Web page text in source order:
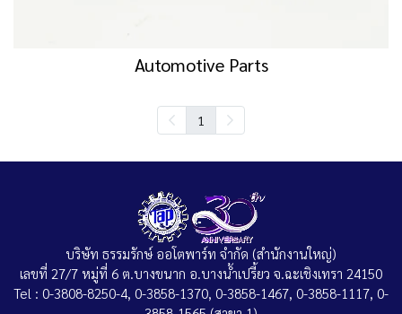
Automotive Parts
1
บริษัท ธรรมรักษ์ ออโตพาร์ท จำกัด (สำนักงานใหญ่)
เลขที่ 27/7 หมู่ที่ 6 ต.บางขนาก อ.บางน้ำเปรี้ยว จ.ฉะเชิงเทรา 24150
Tel : 0-3808-8250-4, 0-3858-1370, 0-3858-1467, 0-3858-1117, 0-